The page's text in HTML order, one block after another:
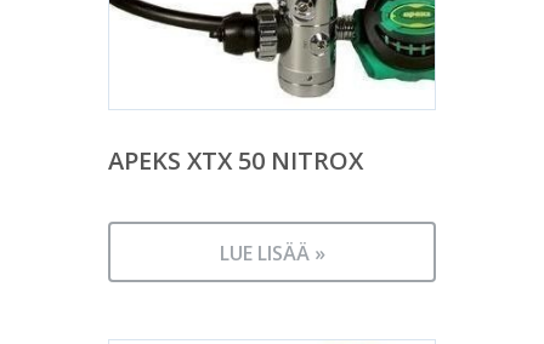
APEKS XTX 50 NITROX
LUE LISÄÄ »